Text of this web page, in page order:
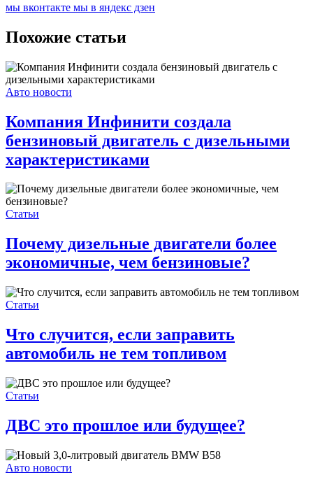
мы вконтакте мы в яндекс дзен
Похожие статьи
Авто новости
Компания Инфинити создала
бензиновый двигатель с дизельными
характеристиками
Статьи
Почему дизельные двигатели более
экономичные, чем бензиновые?
Статьи
Что случится, если заправить
автомобиль не тем топливом
Статьи
ДВС это прошлое или будущее?
Авто новости